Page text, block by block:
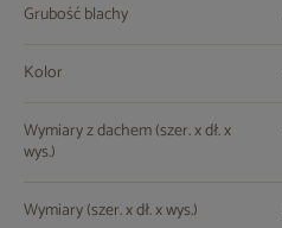
Grubość blachy
Kolor
Wymiary z dachem (szer. x dł. x
wys.)
Wymiary (szer. x dł. x wys.)